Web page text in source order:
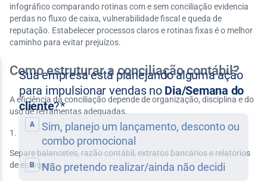
infográfico comparando rotinas com e sem conciliação evidencia
perdas no fluxo de caixa, vulnerabilidade fiscal e queda de
reputação. Estabelecer processos claros e rotinas fixas é o melhor
caminho para evitar prejuízos.
Como estruturar a conciliação contábil?
A eficiência da conciliação depende de organização, disciplina e do
uso de ferramentas adequadas.
Separe balancetes, razão contábil, extratos bancários e relatórios
de estoque;